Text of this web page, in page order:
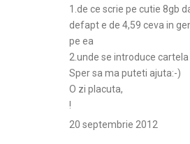
1.de ce scrie pe cutie 8gb
defapt e de 4,59 ceva in
pe ea
2.unde se introduce
Sper sa ma puteti ajuta:-)
O zi placuta,
!
20 septembrie 2012